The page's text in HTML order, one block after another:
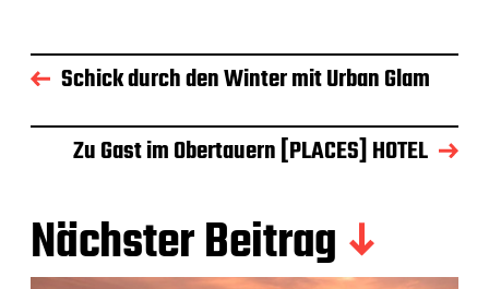
Schick durch den Winter mit Urban Glam
Zu Gast im Obertauern [PLACES] HOTEL
Nächster Beitrag